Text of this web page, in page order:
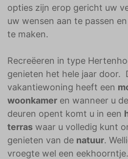
opties zijn erop gericht uw
uw wensen aan te passen
te maken.
Recreëeren in type
genieten het hele jaar door.
vakantiewoning heeft een
woonkamer en wanneer u
deuren opent komt u in een
terras waar u volledig kunt
genieten van de natuur.
vroegte wel een